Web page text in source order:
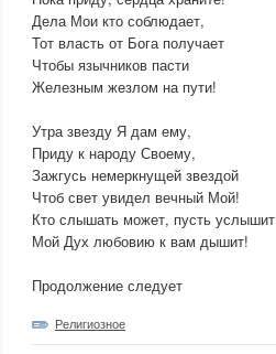
Дела Мои кто соблюдает,
Тот власть от Бога получает
Чтобы язычников пасти
Железным жезлом на пути!
Утра звезду Я дам ему,
Приду к народу Своему,
Зажгусь немеркнущей звездой
Чтоб свет увидел вечный Мой!
Кто слышать может, пусть услышит
Мой Дух любовию к вам дышит!
Продолжение следует
Религиозное